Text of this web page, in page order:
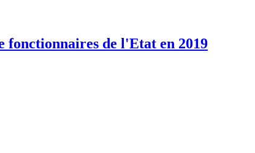
fonctionnaires de l'Etat en 2019